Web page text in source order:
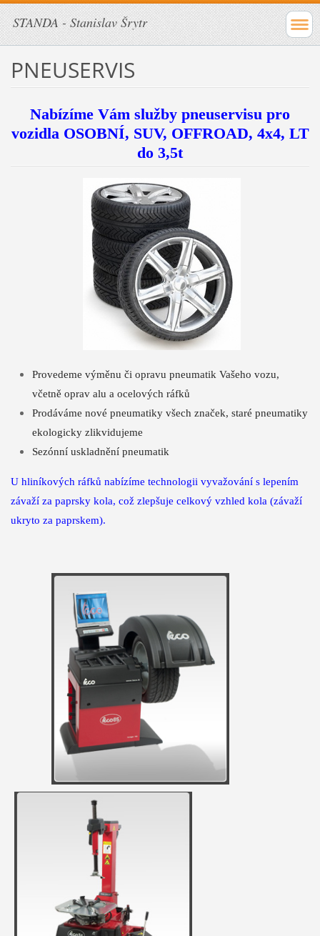
STANDA - Stanislav Šrytr
PNEUSERVIS
Nabízíme Vám služby pneuservisu pro
vozidla OSOBNÍ, SUV, OFFROAD, 4x4, LT
do 3,5t
Provedeme výměnu či opravu pneumatik Vašeho vozu,
včetně oprav alu a ocelových ráfků
Prodáváme nové pneumatiky všech značek, staré pneumatiky
ekologicky zlikvidujeme
Sezónní uskladnění pneumatik
U hliníkových ráfků nabízíme technologii vyvažování s lepením
závaží za paprsky kola, což zlepšuje celkový vzhled kola (závaží
ukryto za paprskem).